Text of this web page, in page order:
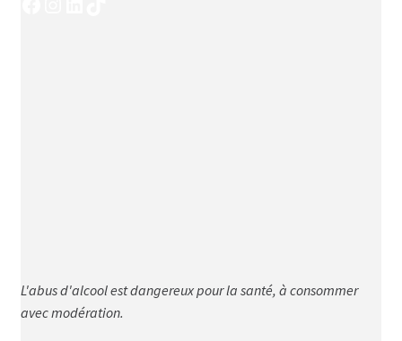
L'abus d'alcool est dangereux pour la santé, à consommer
avec modération.